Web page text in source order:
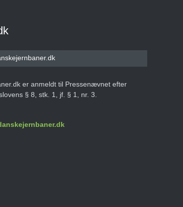
er anmeldt til Pressenævnet efter
§ 8, stk. 1, jf. § 1, nr. 3.